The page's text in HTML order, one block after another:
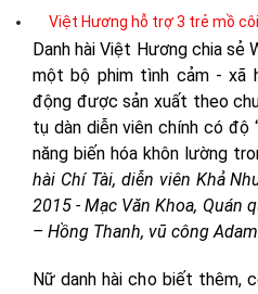
Việt Hương hỗ trợ 3 trẻ mồ
Danh hài Việt Hương chia sẻ
một bộ phim tình cảm - xã
động được sản xuất theo
tụ dàn diễn viên chính có độ
năng biến hóa khôn lường
hài Chí Tài, diễn viên Khả
2015 - Mạc Văn Khoa, Quán
– Hồng Thanh, vũ công
Nữ danh hài cho biết thêm,